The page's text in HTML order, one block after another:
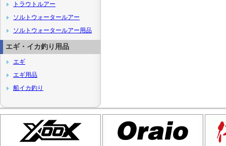
トラウトルアー
ソルトウォータールアー
ソルトウォータールアー用品
エギ・イカ釣り用品
エギ
エギ用品
船イカ釣り